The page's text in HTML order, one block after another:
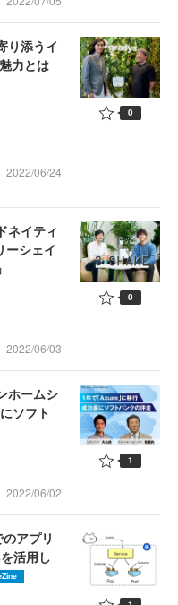
り添うイ
力とは
2022/06/24
0
ネイティ
ーシェイ
2022/06/03
0
ホームシ
ソフト
2022/06/02
1
アプリ
活用し